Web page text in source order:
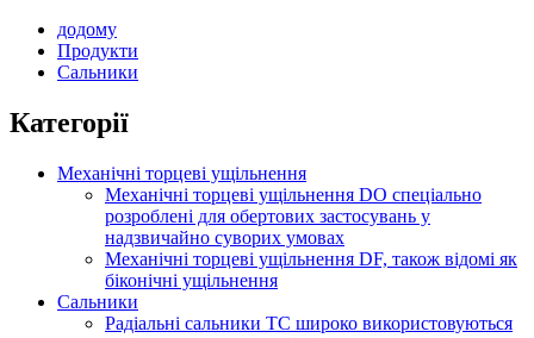
додому
Продукти
Сальники
Категорії
Механічні торцеві ущільнення
Механічні торцеві ущільнення DO спеціально
розроблені для обертових застосувань у
надзвичайно суворих умовах
Механічні торцеві ущільнення DF, також відомі як
біконічні ущільнення
Сальники
Радіальні сальники TC широко використовуються